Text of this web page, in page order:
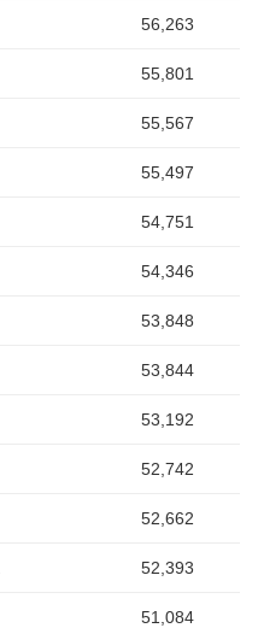
56,263
55,801
55,567
55,497
54,751
54,346
53,848
53,844
53,192
52,742
52,662
52,393
51,084